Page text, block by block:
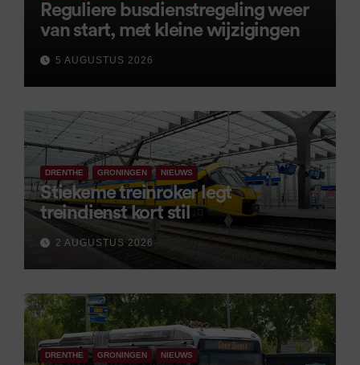
Reguliere busdienstregeling weer
van start, met kleine wijzigingen
5 AUGUSTUS 2026
DRENTHE GRONINGEN NIEUWS
Stiekeme treinroker legt
treindienst kort stil
2 AUGUSTUS 2026
DRENTHE GRONINGEN NIEUWS